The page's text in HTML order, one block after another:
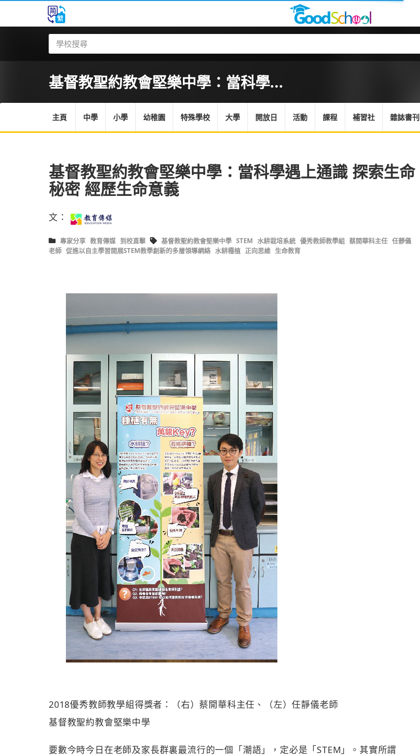
基督教聖約教會堅樂中學：當科學...
主頁 中學 小學 幼稚園 特殊學校 大學 開放日 活動 課程 補習社 雜誌書刊
基督教聖約教會堅樂中學：當科學遇上通識 探索生命
秘密 經歷生命意義
文：
專家分享 教育傳媒 到校直擊 基督教聖約教會堅樂中學 STEM 水耕栽培系統 優秀教師教學組 蔡開華科主任 任靜儀
老師 促進以自主學習開展STEM教學創新的多層領導網絡 水耕種植 正向思維 生命教育
2018優秀教師教學組得獎者：（右）蔡開華科主任、（左）任靜儀老師
基督教聖約教會堅樂中學
要數今時今日在老師及家長群裏最流行的一個「潮語」，定必是「STEM」。其實所謂